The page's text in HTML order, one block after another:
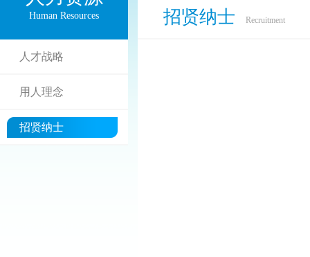
Human Resources
人才战略
用人理念
招贤纳士
招贤纳士 Recruitment